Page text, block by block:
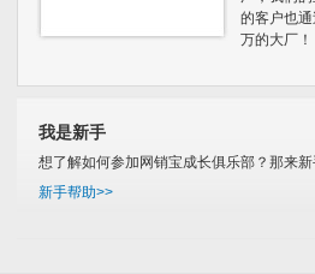
的客户也
万的大厂！
我是新手
想了解如何参加网销宝成长俱乐部？那来新
新手帮助>>